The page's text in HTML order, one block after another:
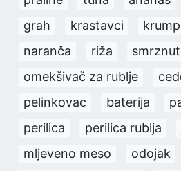
grah
krastavci
naranča
riža
omekšivač za rublje
pelinkovac
baterija
perilica
perilica rublja
mljeveno meso
odojak